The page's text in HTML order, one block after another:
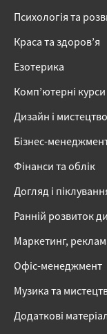
Психологія та
Краса та здоров’я
Езотерика
Комп’ютерні курси
Дизайн і мистецтво
Бізнес-
Фінанси та облік
Догляд і
Ранній розвиток
Маркетинг,
Офіс-менеджмент
Музика та
Додаткові